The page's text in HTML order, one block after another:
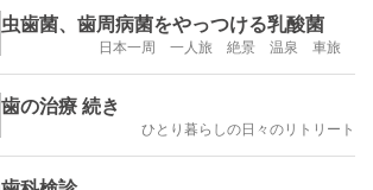
虫歯菌、歯周病菌をやっつける乳酸菌
日本一周 一人旅 絶景 温泉 車旅
歯の治療 続き
ひとり暮らしの日々のリトリート